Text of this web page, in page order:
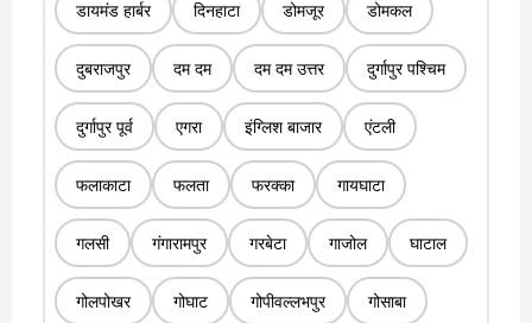
डायमंड हार्बर दिनहाटा डोमजूर डोमकल
दुबराजपुर दम दम दम दम उत्तर दुर्गापुर पश्चिम
दुर्गापुर पूर्व एगरा इंग्लिश बाजार एंटली
फलाकाटा फलता फरक्का गायघाटा
गलसी गंगारामपुर गरबेटा गाजोल घाटाल
गोलपोखर गोघाट गोपीवल्लभपुर गोसाबा